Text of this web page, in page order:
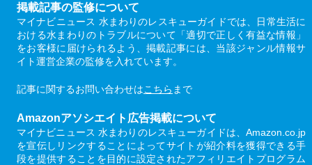
掲載記事の監修について
マイナビニュース 水まわりのレスキューガイドでは、日常生活に
おける水まわりのトラブルについて「適切で正しく有益な情報」
をお客様に届けられるよう、掲載記事には、当該ジャンル情報サ
イト運営企業の監修を入れています。
記事に関するお問い合わせはこちら まで
Amazonアソシエイト広告掲載について
マイナビニュース 水まわりのレスキューガイドは、Amazon.co.jp
を宣伝しリンクすることによってサイトが紹介料を獲得できる手
段を提供することを目的に設定されたアフィリエイトプログラム